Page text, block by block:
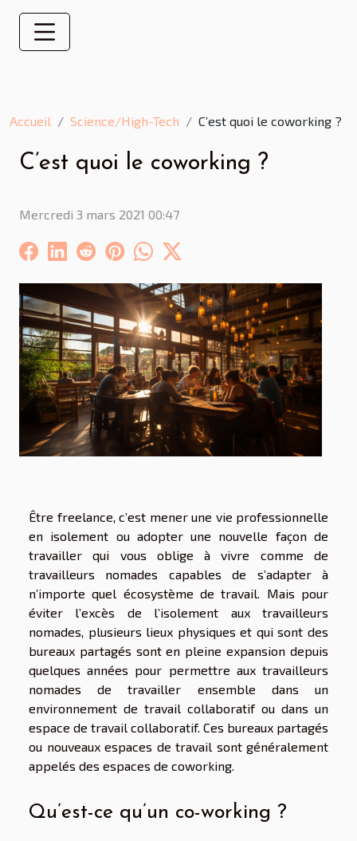
Accueil Science/High-Tech C’est quoi le coworking ?
C’est quoi le coworking ?
Mercredi 3 mars 2021 00:47
Être freelance, c’est mener une vie professionnelle
en isolement ou adopter une nouvelle façon de
travailler qui vous oblige à vivre comme de
travailleurs nomades capables de s’adapter à
n’importe quel écosystème de travail. Mais pour
éviter l’excès de l’isolement aux travailleurs
nomades, plusieurs lieux physiques et qui sont des
bureaux partagés sont en pleine expansion depuis
quelques années pour permettre aux travailleurs
nomades de travailler ensemble dans un
environnement de travail collaboratif ou dans un
espace de travail collaboratif. Ces bureaux partagés
ou nouveaux espaces de travail sont généralement
appelés des espaces de coworking.
Qu’est-ce qu’un co-working ?